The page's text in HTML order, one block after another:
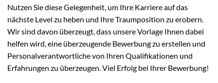
Nutzen Sie diese Gelegenheit, um Ihre Karriere auf das
nächste Level zu heben und Ihre Traumposition zu erobern.
Wir sind davon überzeugt, dass unsere Vorlage Ihnen dabei
helfen wird, eine überzeugende Bewerbung zu erstellen und
Personalverantwortliche von Ihren Qualifikationen und
Erfahrungen zu überzeugen. Viel Erfolg bei Ihrer Bewerbung!